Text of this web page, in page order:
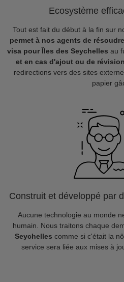
Ecosystème
Tout est fait du début à la fin sur
permet à nos agents de
visa pour Îles des Seychelles au
et en cas d'ajout ou de
redirections vers des sites
papier
Construit et développé par
Aucune technologie au monde
humain. Nous traitons chaque
Seychelles comme si c'était la
service sera liée aux mises à